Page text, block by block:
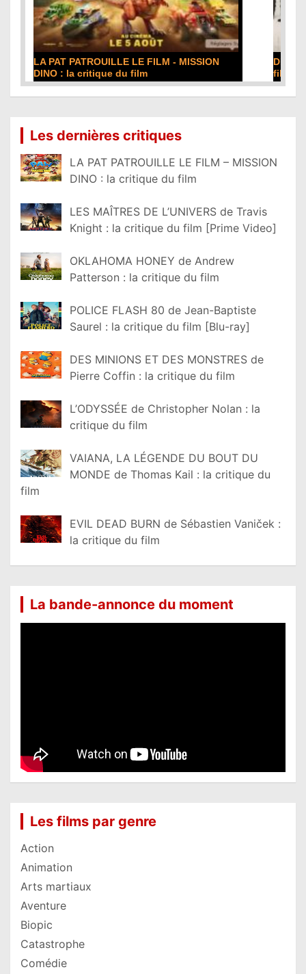
DE LA COMÉDIE-FRANÇAISE : la critique du
film
Les dernières critiques
LA PAT PATROUILLE LE FILM – MISSION
DINO : la critique du film
LES MAÎTRES DE L’UNIVERS de Travis
Knight : la critique du film [Prime Video]
OKLAHOMA HONEY de Andrew
Patterson : la critique du film
POLICE FLASH 80 de Jean-Baptiste
Saurel : la critique du film [Blu-ray]
DES MINIONS ET DES MONSTRES de
Pierre Coffin : la critique du film
L’ODYSSÉE de Christopher Nolan : la
critique du film
VAIANA, LA LÉGENDE DU BOUT DU
MONDE de Thomas Kail : la critique du
film
EVIL DEAD BURN de Sébastien Vaniček :
la critique du film
La bande-annonce du moment
Les films par genre
Action
Animation
Arts martiaux
Aventure
Biopic
Catastrophe
Comédie